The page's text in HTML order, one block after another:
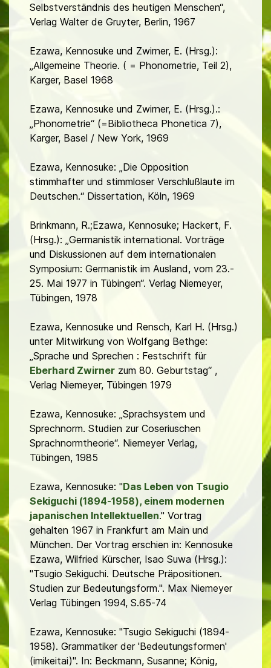
Selbstverständnis des heutigen Menschen“,
Verlag Walter de Gruyter, Berlin, 1967
Ezawa, Kennosuke und Zwirner, E. (Hrsg.):
„Allgemeine Theorie. ( = Phonometrie, Teil 2),
Karger, Basel 1968
Ezawa, Kennosuke und Zwirner, E. (Hrsg.).:
„Phonometrie“ (=Bibliotheca Phonetica 7),
Karger, Basel / New York, 1969
Ezawa, Kennosuke: „Die Opposition
stimmhafter und stimmloser Verschlußlaute im
Deutschen.“ Dissertation, Köln, 1969
Brinkmann, R.;Ezawa, Kennosuke; Hackert, F.
(Hrsg.): „Germanistik international. Vorträge
und Diskussionen auf dem internationalen
Symposium: Germanistik im Ausland, vom 23.-
25. Mai 1977 in Tübingen“. Verlag Niemeyer,
Tübingen, 1978
Ezawa, Kennosuke und Rensch, Karl H. (Hrsg.)
unter Mitwirkung von Wolfgang Bethge:
„Sprache und Sprechen : Festschrift für
Eberhard Zwirner zum 80. Geburtstag“ ,
Verlag Niemeyer, Tübingen 1979
Ezawa, Kennosuke: „Sprachsystem und
Sprechnorm. Studien zur Coseriuschen
Sprachnormtheorie“. Niemeyer Verlag,
Tübingen, 1985
Ezawa, Kennosuke: "Das Leben von Tsugio
Sekiguchi (1894-1958), einem modernen
japanischen Intellektuellen." Vortrag
gehalten 1967 in Frankfurt am Main und
München. Der Vortrag erschien in: Kennosuke
Ezawa, Wilfried Kürscher, Isao Suwa (Hrsg.):
"Tsugio Sekiguchi. Deutsche Präpositionen.
Studien zur Bedeutungsform.". Max Niemeyer
Verlag Tübingen 1994, S.65-74
Ezawa, Kennosuke: "Tsugio Sekiguchi (1894-
1958). Grammatiker der 'Bedeutungsformen'
(imikeitai)". In: Beckmann, Susanne; König,